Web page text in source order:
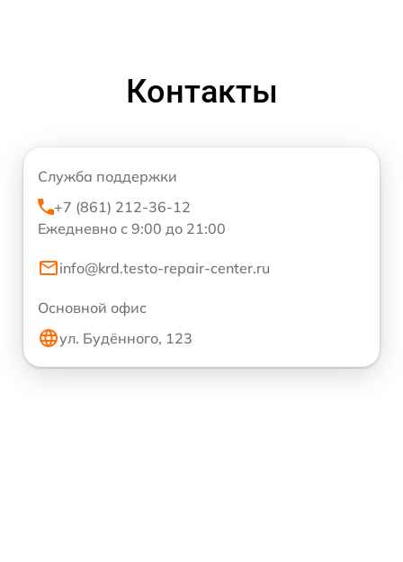
Контакты
Служба поддержки
+7 (861) 212-36-12
Ежедневно с 9:00 до 21:00
info@krd.testo-repair-center.ru
Основной офис
ул. Будённого, 123